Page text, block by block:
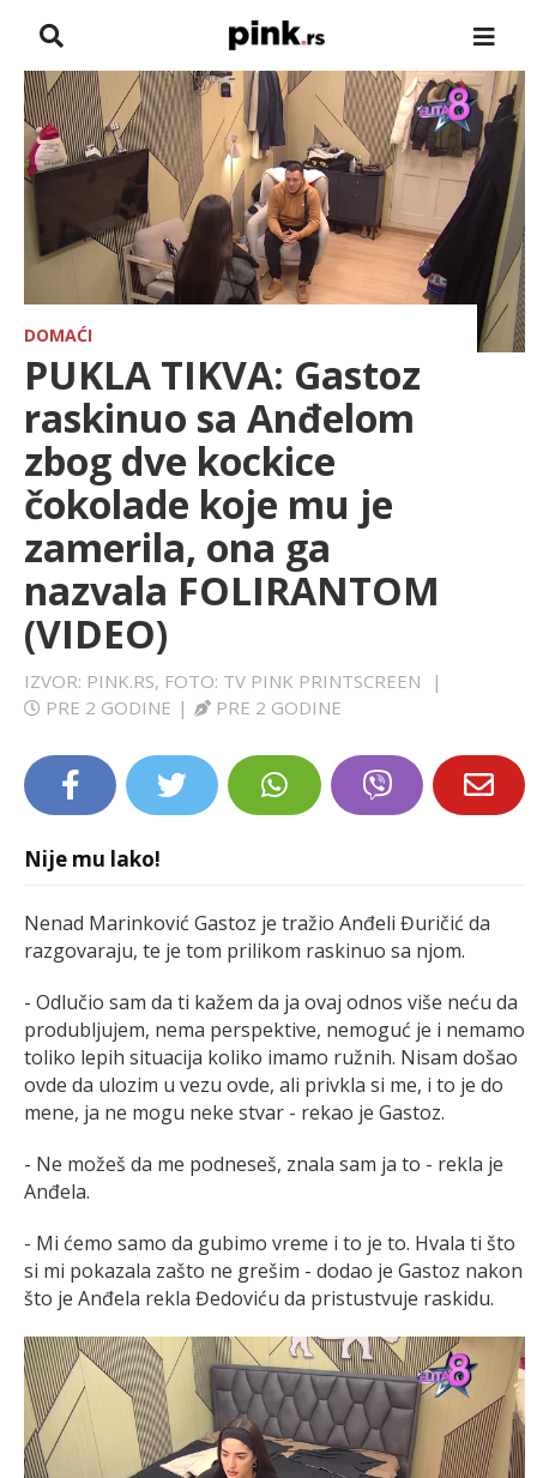
NASLOVNA
VESTI
SHOWBIZ
HRONIKA
FARMERI
TV
SPORT
LIFESTYLE
EXTRA
DOMAĆI
PUKLA TIKVA: Gastoz
raskinuo sa Anđelom
zbog dve kockice
čokolade koje mu je
zamerila, ona ga
nazvala FOLIRANTOM
(VIDEO)
IZVOR: PINK.RS, FOTO: TV PINK PRINTSCREEN
|
PRE 2 GODINE | PRE 2 GODINE
Nije mu lako!
Nenad Marinković Gastoz je tražio Anđeli Đuričić da
razgovaraju, te je tom prilikom raskinuo sa njom.
- Odlučio sam da ti kažem da ja ovaj odnos više neću da
produbljujem, nema perspektive, nemoguć je i nemamo
toliko lepih situacija koliko imamo ružnih. Nisam došao
ovde da ulozim u vezu ovde, ali privkla si me, i to je do
mene, ja ne mogu neke stvar - rekao je Gastoz.
- Ne možeš da me podneseš, znala sam ja to - rekla je
Anđela.
- Mi ćemo samo da gubimo vreme i to je to. Hvala ti što
si mi pokazala zašto ne grešim - dodao je Gastoz nakon
što je Anđela rekla Đedoviću da pristustvuje raskidu.